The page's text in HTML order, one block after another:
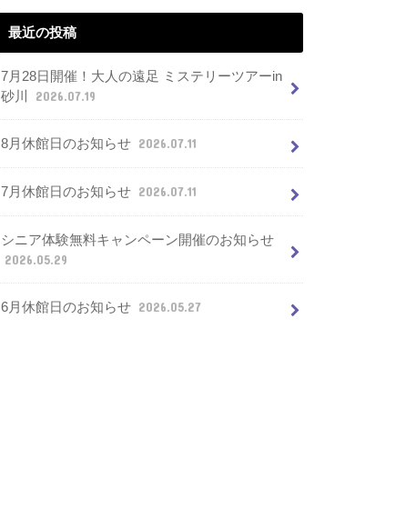
最近の投稿
7月28日開催！大人の遠足 ミステリーツアーin
砂川
2026.07.19
8月休館日のお知らせ 2026.07.11
7月休館日のお知らせ 2026.07.11
シニア体験無料キャンペーン開催のお知らせ
2026.05.29
6月休館日のお知らせ 2026.05.27